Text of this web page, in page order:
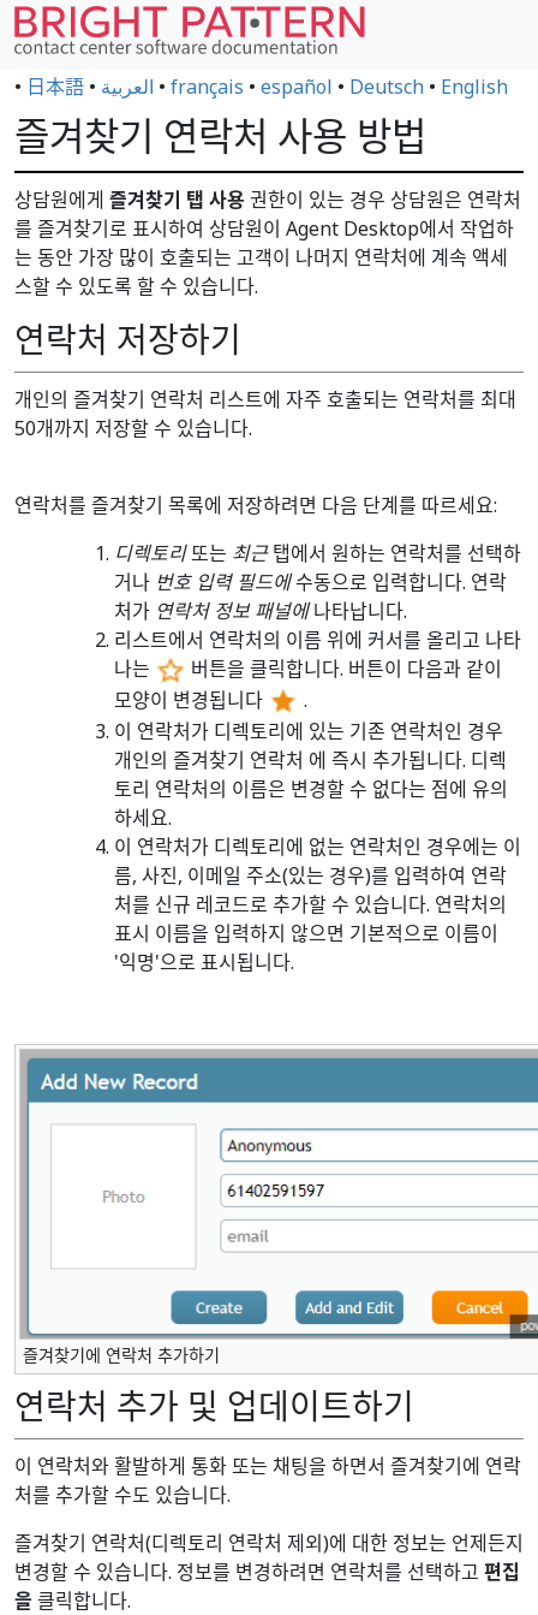
• 日本語 • العربية • français • español • Deutsch • English
즐겨찾기 연락처 사용 방법
상담원에게 즐겨찾기 탭 사용 권한이 있는 경우 상담원은 연락처
를 즐겨찾기로 표시하여 상담원이 Agent Desktop에서 작업하
는 동안 가장 많이 호출되는 고객이 나머지 연락처에 계속 액세
스할 수 있도록 할 수 있습니다.
연락처 저장하기
개인의 즐겨찾기 연락처 리스트에 자주 호출되는 연락처를 최대
50개까지 저장할 수 있습니다.
연락처를 즐겨찾기 목록에 저장하려면 다음 단계를 따르세요:
디렉토리또는 최근탭에서 원하는 연락처를 선택하
거나 번호 입력 필드에수동으로 입력합니다. 연락
처가 연락처 정보 패널에나타납니다.
리스트에서 연락처의 이름 위에 커서를 올리고 나타
나는
버튼을 클릭합니다. 버튼이 다음과 같이
모양이 변경됩니다
.
이 연락처가 디렉토리에 있는 기존 연락처인 경우
개인의 즐겨찾기 연락처 에 즉시 추가됩니다. 디렉
토리 연락처의 이름은 변경할 수 없다는 점에 유의
하세요.
이 연락처가 디렉토리에 없는 연락처인 경우에는 이
름, 사진, 이메일 주소(있는 경우)를 입력하여 연락
처를 신규 레코드로 추가할 수 있습니다. 연락처의
표시 이름을 입력하지 않으면 기본적으로 이름이
'익명'으로 표시됩니다.
즐겨찾기에 연락처 추가하기
연락처 추가 및 업데이트하기
이 연락처와 활발하게 통화 또는 채팅을 하면서 즐겨찾기에 연락
처를 추가할 수도 있습니다.
즐겨찾기 연락처(디렉토리 연락처 제외)에 대한 정보는 언제든지
변경할 수 있습니다. 정보를 변경하려면 연락처를 선택하고 편집
을 클릭합니다.